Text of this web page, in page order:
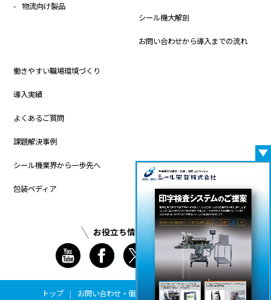
物流向け製品
シール機大解剖
お問い合わせから導入までの流れ
働きやすい職場環境づくり
導入実績
よくあるご質問
課題解決事例
シール機業界から一歩先へ
包装ペディア
お役立ち情報更新中！
トップ お問い合わせ ・ 個人情報保護方針 新着情報